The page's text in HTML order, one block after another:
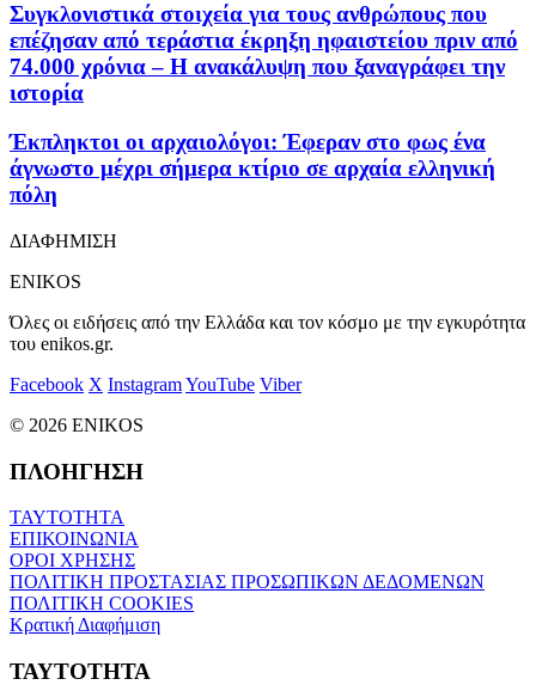
Συγκλονιστικά στοιχεία για τους ανθρώπους που
επέζησαν από τεράστια έκρηξη ηφαιστείου πριν από
74.000 χρόνια – Η ανακάλυψη που ξαναγράφει την
ιστορία
Έκπληκτοι οι αρχαιολόγοι: Έφεραν στο φως ένα
άγνωστο μέχρι σήμερα κτίριο σε αρχαία ελληνική
πόλη
ΔΙΑΦΗΜΙΣΗ
ENIKOS
Όλες οι ειδήσεις από την Ελλάδα και τον κόσμο με την εγκυρότητα
του enikos.gr.
Facebook X InstagramYouTube Viber
© 2026 ENIKOS
ΠΛΟΗΓΗΣΗ
ΤΑΥΤΟΤΗΤΑ
ΕΠΙΚΟΙΝΩΝΙΑ
ΟΡΟΙ ΧΡΗΣΗΣ
ΠΟΛΙΤΙΚΗ ΠΡΟΣΤΑΣΙΑΣ ΠΡΟΣΩΠΙΚΩΝ ΔΕΔΟΜΕΝΩΝ
ΠΟΛΙΤΙΚΗ COOKIES
Κρατική Διαφήμιση
ΤΑΥΤΟΤΗΤΑ